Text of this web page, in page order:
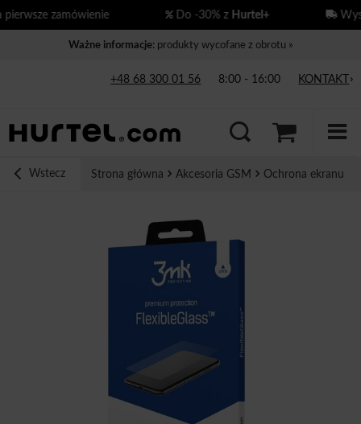
zamówienie Do -30% zHurtel+
Ważne informacje: produkty wycofane z obrotu »
+48 68 300 01 56 8:00 - 16:00 KONTAKT
Wstecz Strona główna Akcesoria GSM Ochrona ekranu